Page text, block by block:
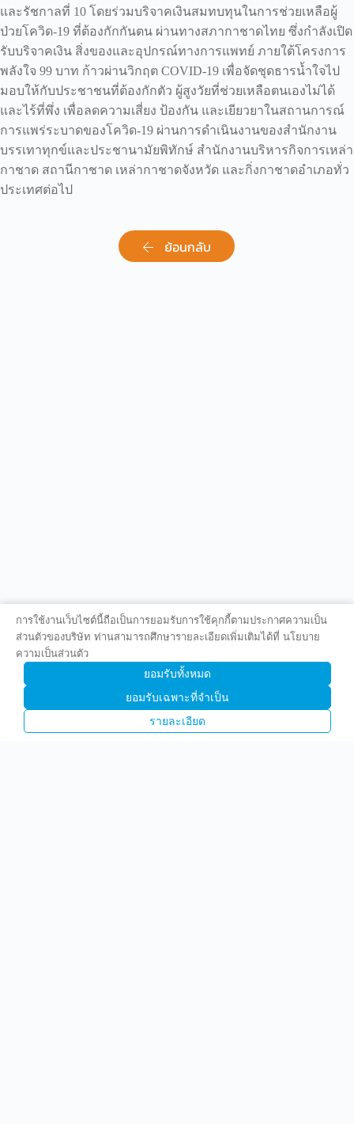
และรัชกาลที่ 10 โดยร่วมบริจาคเงินสมทบทุนในการช่วยเหลือผู้
ป่วยโควิด-19 ที่ต้องกักกันตน ผ่านทางสภากาชาดไทย ซึ่งกำลังเปิด
รับบริจาคเงิน สิ่งของและอุปกรณ์ทางการแพทย์ ภายใต้โครงการ
พลังใจ 99 บาท ก้าวผ่านวิกฤต COVID-19 เพื่อจัดชุดธารน้ำใจไป
มอบให้กับประชาชนที่ต้องกักตัว ผู้สูงวัยที่ช่วยเหลือตนเองไม่ได้
และไร้ที่พึ่ง เพื่อลดความเสี่ยง ป้องกัน และเยียวยาในสถานการณ์
การแพร่ระบาดของโควิด-19 ผ่านการดำเนินงานของสำนักงาน
บรรเทาทุกข์และประชานามัยพิทักษ์ สำนักงานบริหารกิจการเหล่า
กาชาด สถานีกาชาด เหล่ากาชาดจังหวัด และกิ่งกาชาดอำเภอทั่ว
ประเทศต่อไป
ย้อนกลับ
การใช้งานเว็บไซต์นี้ถือเป็นการยอมรับการใช้คุกกี้ตามประกาศความเป็น
ส่วนตัวของบริษัท ท่านสามารถศึกษารายละเอียดเพิ่มเติมได้ที่ นโยบาย
ความเป็นส่วนตัว
ยอมรับทั้งหมด
ยอมรับเฉพาะที่จำเป็น
รายละเอียด